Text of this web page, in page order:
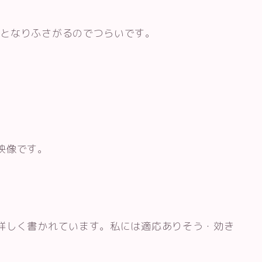
なりふさがるのでつらいです。
です。
しく書かれています。私には適応ありそう・効き